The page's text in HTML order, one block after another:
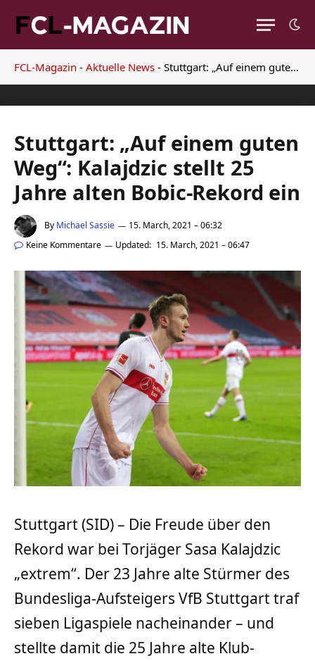
FCL-Magazin - Aktuelle News - Stuttgart: „Auf einem guten Weg“: Kalajdzic stellt 25 Jahre alten Bobic-Rekord ein
Stuttgart: „Auf einem guten
Weg“: Kalajdzic stellt 25
Jahre alten Bobic-Rekord ein
By Michael Sassie
15. March, 2021 – 06:32
Keine Kommentare
Updated: 15. March, 2021 – 06:47
Stuttgart (SID) – Die Freude über den
Rekord war bei Torjäger Sasa Kalajdzic
„extrem“. Der 23 Jahre alte Stürmer des
Bundesliga-Aufsteigers VfB Stuttgart traf
sieben Ligaspiele nacheinander – und
stellte damit die 25 Jahre alte Klub-